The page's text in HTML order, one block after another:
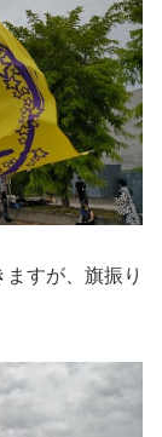
すが、旗振り